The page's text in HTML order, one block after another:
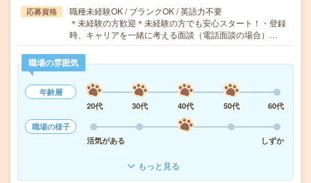
応募資格
職種未経験OK / ブランクOK / 英語力不要
＊未経験の方歓迎＊未経験の方でも安心スタート！・登録
時、キャリアを一緒に考える面談（電話面談の場合）…
職場の雰囲気
年齢層
20代
30代 40代 50代
60代
職場の様子
活気がある
しずか
もっと見る